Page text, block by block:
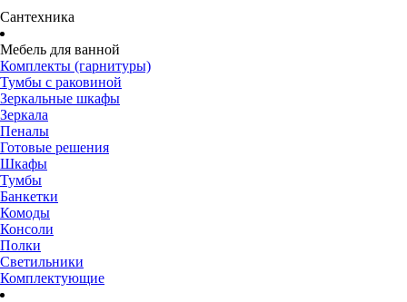
Сантехника
Мебель для ванной
Комплекты (гарнитуры)
Тумбы с раковиной
Зеркальные шкафы
Зеркала
Пеналы
Готовые решения
Шкафы
Тумбы
Банкетки
Комоды
Консоли
Полки
Светильники
Комплектующие